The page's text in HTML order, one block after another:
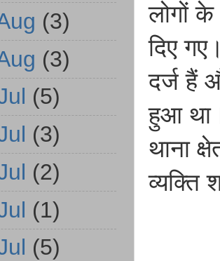
लोगों
दिए
दर्ज हैं
हुआ
थाना
व्यक्ति
(3)
(3)
(5)
(3)
(2)
(1)
(5)